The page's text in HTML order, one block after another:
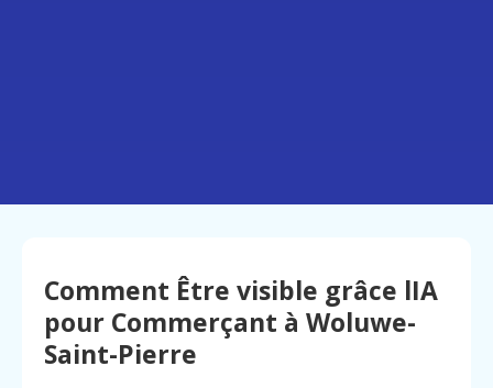
Comment Être visible grâce lIA
pour Commerçant à Woluwe-
Saint-Pierre